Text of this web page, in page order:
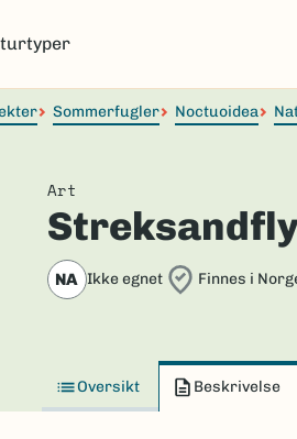
Sommerfugler Noctuoidea
Art
NA Ikke egnet Finnes i
Oversikt Beskrivelse